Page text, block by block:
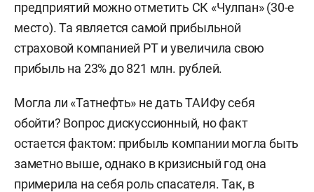
предприятий можно отметить СК «Чулпан» (30-е
место). Та является самой прибыльной
страховой компанией РТ и увеличила свою
прибыль на 23% до 821 млн. рублей.
Могла ли «Татнефть» не дать ТАИФу себя
обойти? Вопрос дискуссионный, но факт
остается фактом: прибыль компании могла быть
заметно выше, однако в кризисный год она
примерила на себя роль спасателя. Так, в